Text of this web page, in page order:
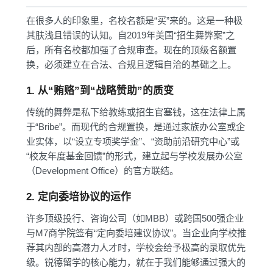
在很多人的印象里，名校名额是“买”来的。这是一种极
其肤浅且错误的认知。自2019年美国“招生舞弊案”之
后，所有名校都加强了合规审查。现在的顶级名额置
换，必须建立在合法、合规且逻辑自洽的基础之上。
1. 从“贿赂”到“战略赞助”的质变
传统的舞弊是私下给教练或招生官塞钱，这在法律上属
于“Bribe”。而现代的合规置换，是通过家族办公室或企
业实体，以“设立专项奖学金”、“资助前沿研究中心”或
“校友年度基金回馈”的形式，建立起与学校发展办公室
（Development Office）的官方联结。
2. 定向委培协议的运作
许多顶级投行、咨询公司（如MBB）或跨国500强企业
与M7商学院签有“定向委培建议协议”。当企业向学校推
荐其内部的高潜力人才时，学校会给予极高的录取优先
级。锐德留学的核心能力，就在于我们能够通过强大的